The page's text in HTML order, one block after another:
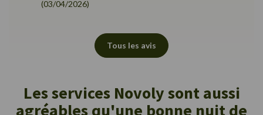
(03/04/2026)
Tous les avis
Les services Novoly sont aussi
agréables qu'une bonne nuit de